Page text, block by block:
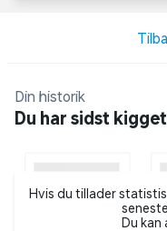
Din historik
Du har sidst
Hvis du tillader
Du kan